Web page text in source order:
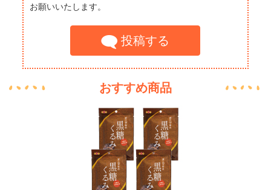
お願いいたします。
投稿する
おすすめ商品